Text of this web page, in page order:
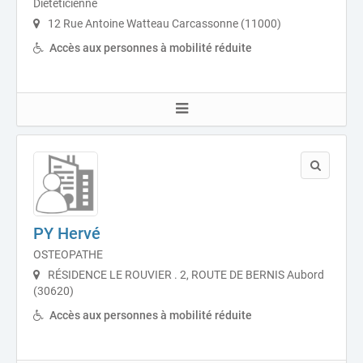
Diététicienne
12 Rue Antoine Watteau Carcassonne (11000)
Accès aux personnes à mobilité réduite
PY Hervé
OSTEOPATHE
RÉSIDENCE LE ROUVIER . 2, ROUTE DE BERNIS Aubord
(30620)
Accès aux personnes à mobilité réduite